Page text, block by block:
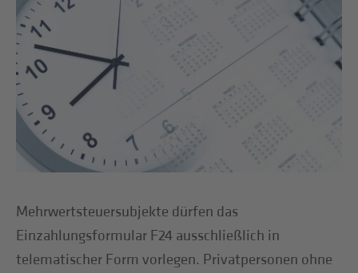
Mehrwertsteuersubjekte dürfen das
Einzahlungsformular F24 ausschließlich in
telematischer Form vorlegen. Privatpersonen ohne